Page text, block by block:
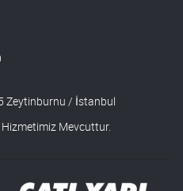
Zeytinburnu / İstanbul
Mevcuttur.